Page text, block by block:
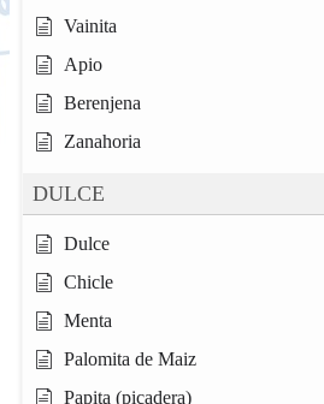
Vainita
Apio
Berenjena
Zanahoria
DULCE
Dulce
Chicle
Menta
Palomita de Maiz
Papita (picadera)